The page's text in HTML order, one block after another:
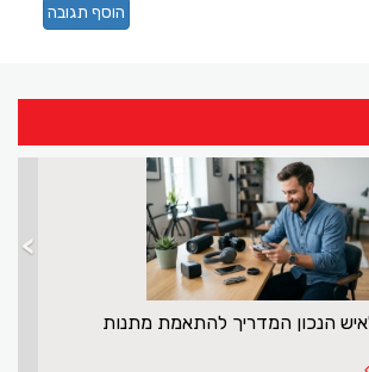
הוסף תגובה
הגאדג'ט הנכון לאיש הנכון המדריך להתאמת
>